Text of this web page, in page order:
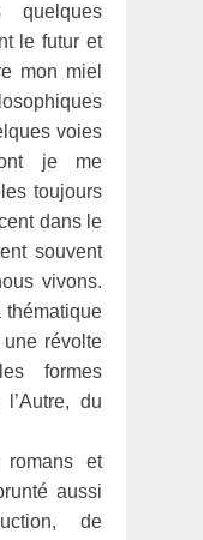
quelques
le futur et
mon miel
voies
je me
toujours
dans le
souvent
vivons.
thématique
révolte
formes
du
romans et
aussi
de